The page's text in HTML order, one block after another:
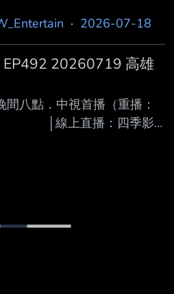
· 2026-07-18
EP492 20260719 高雄
八點．中視首播（重播：
│線上直播：四季影